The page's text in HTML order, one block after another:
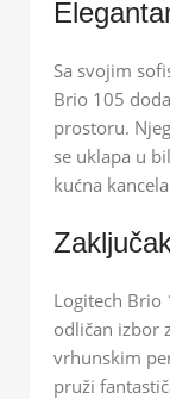
Sa svojim
Brio 105
prostoru.
se uklapa u
kućna
Logitech Brio
odličan izbor
vrhunskim
pruži